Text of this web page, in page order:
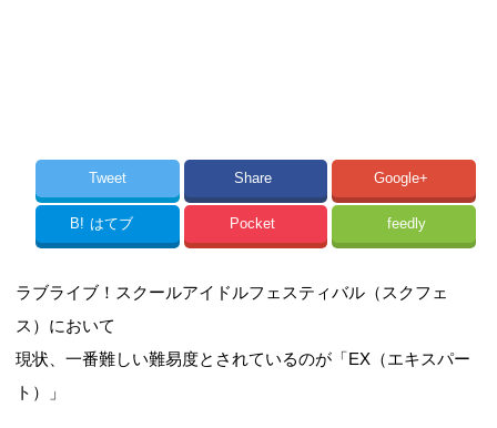
Tweet Share Google+
B! はてブ Pocket feedly
ラブライブ！スクールアイドルフェスティバル（スクフェ
ス）において
現状、一番難しい難易度とされているのが「EX（エキスパー
ト）」